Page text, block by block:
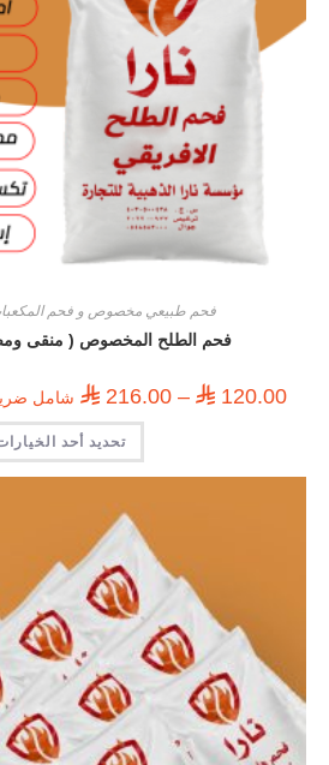
فحم طبيعي مخصوص و فحم
فحم الطلح المخصوص ( منقى
⃁ 120.00
–
⃁ 216.00 شامل ضريبة
تحديد أحد